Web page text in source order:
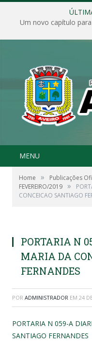
Um novo capítulo
MENU
Home » Publicações
FEVEREIRO/2019 »
CONCEICAO SANTIAGO
PORTARIA N
MARIA DA
FERNANDES
POR ADMINISTRADOR EM 24
PORTARIA N 059-A
SANTIAGO FERNANDES